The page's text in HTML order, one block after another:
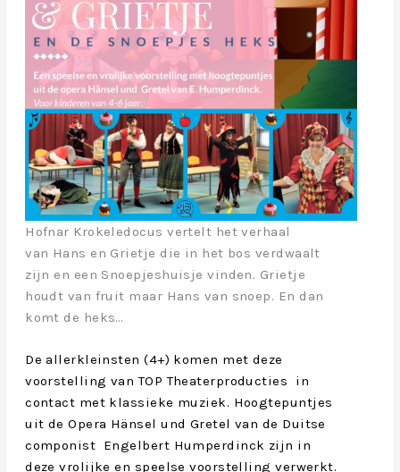
Hofnar Krokeledocus vertelt het verhaal
van Hans en Grietje die in het bos verdwaalt
zijn en een Snoepjeshuisje vinden. Grietje
houdt van fruit maar Hans van snoep. En dan
komt de heks…
De allerkleinsten (4+) komen met deze
voorstelling van TOP Theaterproducties in
contact met klassieke muziek. Hoogtepuntjes
uit de Opera Hänsel und Gretel van de Duitse
componist Engelbert Humperdinck zijn in
deze vrolijke en speelse voorstelling verwerkt.